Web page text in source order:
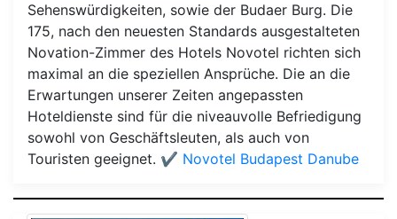
Sehenswürdigkeiten, sowie der Budaer Burg. Die
175, nach den neuesten Standards ausgestalteten
Novation-Zimmer des Hotels Novotel richten sich
maximal an die speziellen Ansprüche. Die an die
Erwartungen unserer Zeiten angepassten
Hoteldienste sind für die niveauvolle Befriedigung
sowohl von Geschäftsleuten, als auch von
Touristen geeignet. ✔️ Novotel Budapest Danube